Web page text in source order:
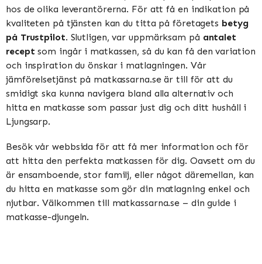
hos de olika leverantörerna. För att få en indikation på
kvaliteten på tjänsten kan du titta på företagets betyg
på Trustpilot. Slutligen, var uppmärksam på antalet
recept som ingår i matkassen, så du kan få den variation
och inspiration du önskar i matlagningen. Vår
jämförelsetjänst på matkassarna.se är till för att du
smidigt ska kunna navigera bland alla alternativ och
hitta en matkasse som passar just dig och ditt hushåll i
Ljungsarp.
Besök vår webbsida för att få mer information och för
att hitta den perfekta matkassen för dig. Oavsett om du
är ensamboende, stor familj, eller något däremellan, kan
du hitta en matkasse som gör din matlagning enkel och
njutbar. Välkommen till matkassarna.se – din guide i
matkasse-djungeln.